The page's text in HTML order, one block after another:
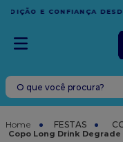
EM
ESPÍRITO SANTO
O que você procura?
FESTAS
Copo Long Drink
TERMOS MAIS BUSCADOS
leite condensado